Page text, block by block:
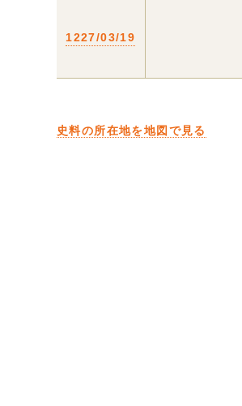
1227/03/19
史料の所在地を地図で見る